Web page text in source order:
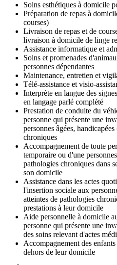
Soins esthétiques à domicile
Préparation de repas à
courses)
Livraison de repas et de
livraison à domicile de linge
Assistance informatique et
Soins et promenades
personnes dépendantes
Maintenance, entretien et
Télé-assistance et visio-
Interprète en langue des
en langage parlé complété
Prestation de conduite du
personne qui présente une
personnes âgées,
chroniques
Accompagnement de toute
temporaire ou d'une
pathologies chroniques dans
son domicile
Assistance dans les actes
l'insertion sociale aux
atteintes de pathologies
prestations à leur domicile
Aide personnelle à domicile
personne qui présente une
des soins relevant d'actes
Accompagnement des
dehors de leur domicile